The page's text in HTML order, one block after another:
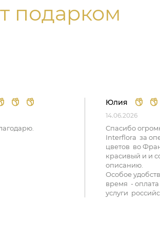
подарком
Юлия
14.06.2026
Спасибо
Interflora за
цветов во
красивый и и
описанию.
Особое
время - оплата
услуги